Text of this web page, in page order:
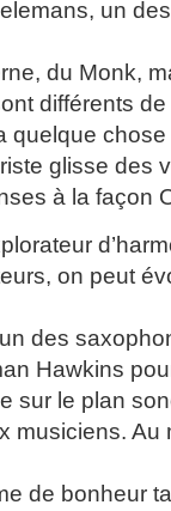
un
du Monk,
différents de
quelque chose
glisse des
à la façon
on peut
des
Hawkins
sur le plan
musiciens. Au
de bonheur